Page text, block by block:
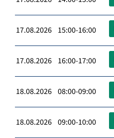
17.08.2026 15:00-16:00
17.08.2026 16:00-17:00
18.08.2026 08:00-09:00
18.08.2026 09:00-10:00